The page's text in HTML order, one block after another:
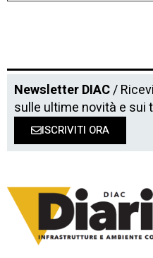
Newsletter DIAC/
sulle ultime novità e sui
ISCRIVITI ORA